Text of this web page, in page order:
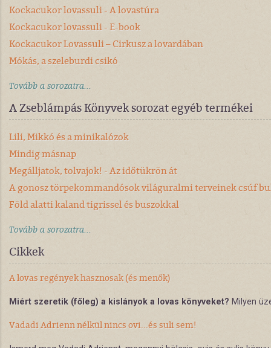
Kockacukor lovassuli - A lovastúra
Kockacukor lovassuli - E-book
Kockacukor Lovassuli – Cirkusz a lovardában
Mókás, a szeleburdi csikó
Tovább a sorozatra...
A Zseblámpás Könyvek sorozat egyéb termékei
Lili, Mikkó és a minikalózok
Mindig másnap
Megálljatok, tolvajok! - Az időtükrön át
A gonosz törpekommandósok világuralmi terveinek csúf
Föld alatti kaland tigrissel és buszokkal
Tovább a sorozatra...
Cikkek
A lovas regények hasznosak (és menők)
Miért szeretik (főleg) a kislányok a lovas könyveket? Milyen
Vadadi Adrienn nélkül nincs ovi...és suli sem!